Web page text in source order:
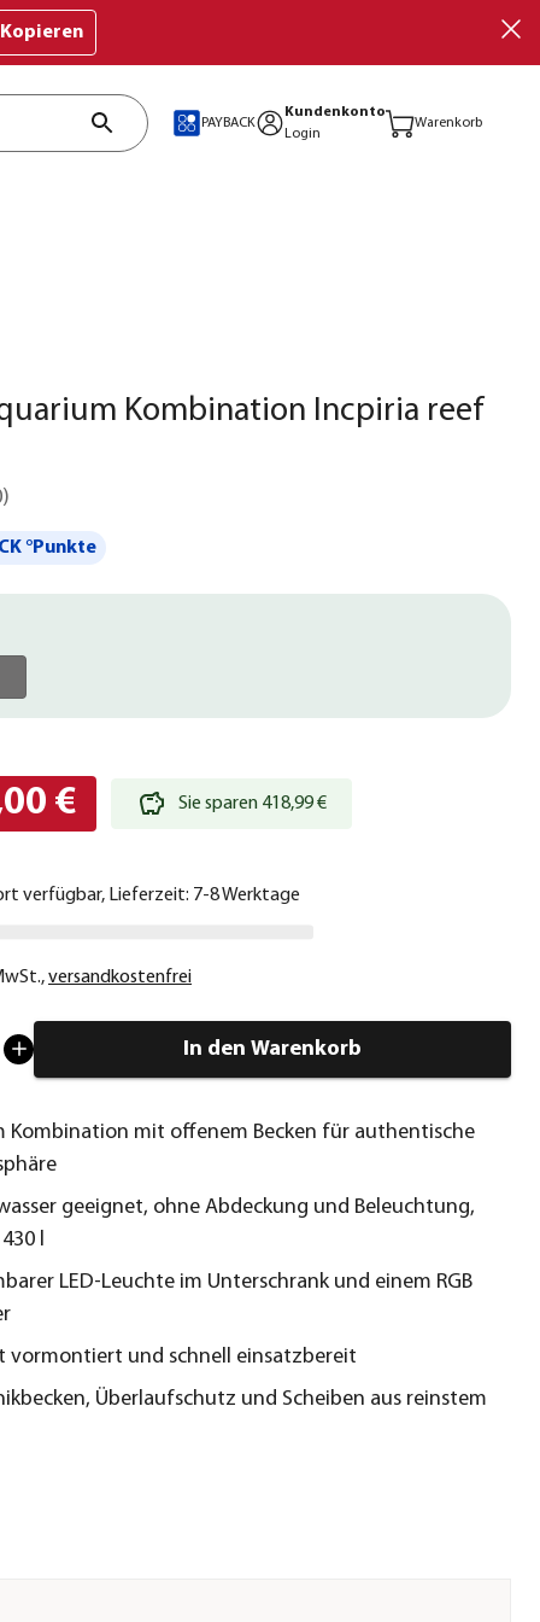
Kopieren
PAYBACK
Kundenkonto
Login
Warenkorb
Kombination Incpiria reef
)
°Punkte
€ Sie sparen 418,99 €
verfügbar, Lieferzeit: 7-8 Werktage
,versandkostenfrei
In den Warenkorb
Kombination mit offenem Becken für authentische
geeignet, ohne Abdeckung und Beleuchtung,
l
LED-Leuchte im Unterschrank und einem RGB
vormontiert und schnell einsatzbereit
Überlaufschutz und Scheiben aus reinstem